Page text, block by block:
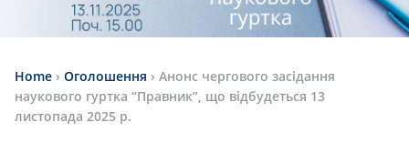
Home › Оголошення › Анонс чергового засідання
наукового гуртка “Правник”, що відбудеться 13
листопада 2025 р.